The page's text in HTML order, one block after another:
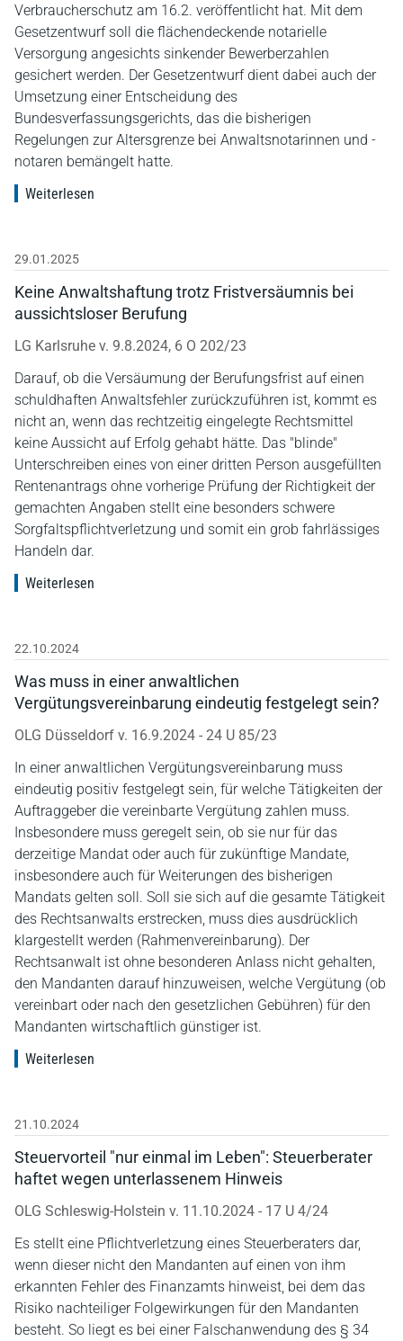
Verbraucherschutz am 16.2. veröffentlicht hat. Mit dem
Gesetzentwurf soll die flächendeckende notarielle
Versorgung angesichts sinkender Bewerberzahlen
gesichert werden. Der Gesetzentwurf dient dabei auch der
Umsetzung einer Entscheidung des
Bundesverfassungsgerichts, das die bisherigen
Regelungen zur Altersgrenze bei Anwaltsnotarinnen und -
notaren bemängelt hatte.
Weiterlesen
29.01.2025
Keine Anwaltshaftung trotz Fristversäumnis bei
aussichtsloser Berufung
LG Karlsruhe v. 9.8.2024, 6 O 202/23
Darauf, ob die Versäumung der Berufungsfrist auf einen
schuldhaften Anwaltsfehler zurückzuführen ist, kommt es
nicht an, wenn das rechtzeitig eingelegte Rechtsmittel
keine Aussicht auf Erfolg gehabt hätte. Das "blinde"
Unterschreiben eines von einer dritten Person ausgefüllten
Rentenantrags ohne vorherige Prüfung der Richtigkeit der
gemachten Angaben stellt eine besonders schwere
Sorgfaltspflichtverletzung und somit ein grob fahrlässiges
Handeln dar.
Weiterlesen
22.10.2024
Was muss in einer anwaltlichen
Vergütungsvereinbarung eindeutig festgelegt sein?
OLG Düsseldorf v. 16.9.2024 - 24 U 85/23
In einer anwaltlichen Vergütungsvereinbarung muss
eindeutig positiv festgelegt sein, für welche Tätigkeiten der
Auftraggeber die vereinbarte Vergütung zahlen muss.
Insbesondere muss geregelt sein, ob sie nur für das
derzeitige Mandat oder auch für zukünftige Mandate,
insbesondere auch für Weiterungen des bisherigen
Mandats gelten soll. Soll sie sich auf die gesamte Tätigkeit
des Rechtsanwalts erstrecken, muss dies ausdrücklich
klargestellt werden (Rahmenvereinbarung). Der
Rechtsanwalt ist ohne besonderen Anlass nicht gehalten,
den Mandanten darauf hinzuweisen, welche Vergütung (ob
vereinbart oder nach den gesetzlichen Gebühren) für den
Mandanten wirtschaftlich günstiger ist.
Weiterlesen
21.10.2024
Steuervorteil "nur einmal im Leben": Steuerberater
haftet wegen unterlassenem Hinweis
OLG Schleswig-Holstein v. 11.10.2024 - 17 U 4/24
Es stellt eine Pflichtverletzung eines Steuerberaters dar,
wenn dieser nicht den Mandanten auf einen von ihm
erkannten Fehler des Finanzamts hinweist, bei dem das
Risiko nachteiliger Folgewirkungen für den Mandanten
besteht. So liegt es bei einer Falschanwendung des § 34